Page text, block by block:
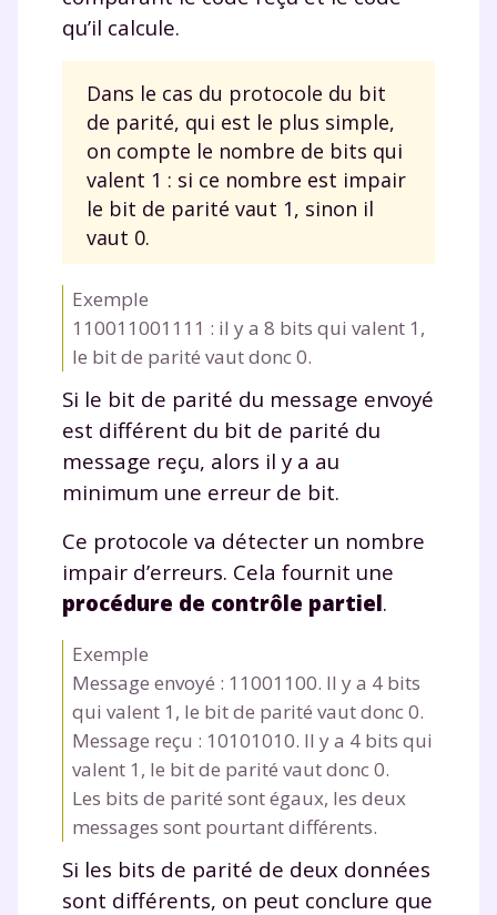
qu’il calcule.
Dans le cas du protocole du bit
de parité, qui est le plus simple,
on compte le nombre de bits qui
valent 1 : si ce nombre est impair
le bit de parité vaut 1, sinon il
vaut 0.
Exemple
110011001111 : il y a 8 bits qui valent 1,
le bit de parité vaut donc 0.
Si le bit de parité du message envoyé
est différent du bit de parité du
message reçu, alors il y a au
minimum une erreur de bit.
Ce protocole va détecter un nombre
impair d’erreurs. Cela fournit une
procédure de contrôle partiel.
Exemple
Message envoyé : 11001100. Il y a 4 bits
qui valent 1, le bit de parité vaut donc 0.
Message reçu : 10101010. Il y a 4 bits qui
valent 1, le bit de parité vaut donc 0.
Les bits de parité sont égaux, les deux
messages sont pourtant différents.
Si les bits de parité de deux données
sont différents, on peut conclure que